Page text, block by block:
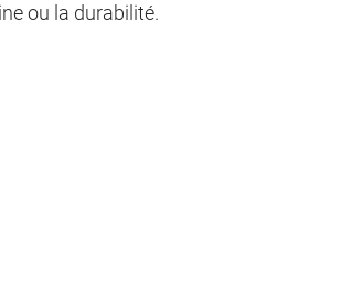
ou la durabilité.